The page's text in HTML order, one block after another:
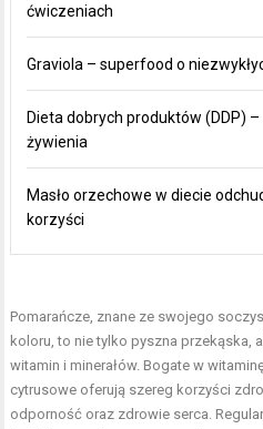
ćwiczeniach
Graviola – superfood o
Dieta dobrych produktów (DDP)
żywienia
Masło orzechowe w diecie
korzyści
Pomarańcze, znane ze swojego
koloru, to nie tylko pyszna przekąska,
witamin i minerałów. Bogate w
cytrusowe oferują szereg korzyści
odporność oraz zdrowie serca.